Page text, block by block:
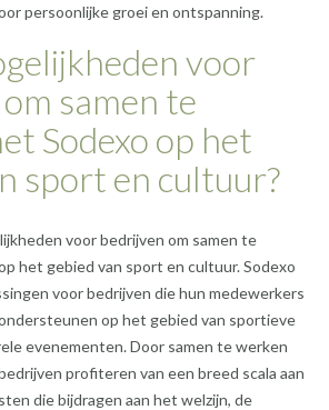
persoonlijke groei en ontspanning.
voor
samen te
Sodexo op het
sport en cultuur?
voor bedrijven om samen te
het gebied van sport en cultuur. Sodexo
voor bedrijven die hun medewerkers
op het gebied van sportieve
evenementen. Door samen te werken
profiteren van een breed scala aan
die bijdragen aan het welzijn, de